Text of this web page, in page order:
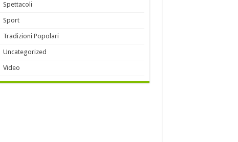
Spettacoli
Sport
Tradizioni Popolari
Uncategorized
Video